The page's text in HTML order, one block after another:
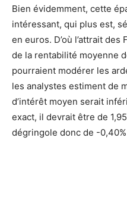
Bien évidemment, cette
intéressant, qui plus est,
en euros. D’où l’attrait
de la rentabilité moyenne
pourraient modérer les
les analystes estiment de
d’intérêt moyen serait
exact, il devrait être de
dégringole donc de -